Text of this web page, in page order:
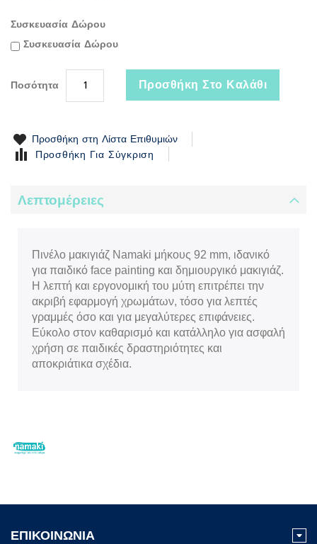
Συσκευασία Δώρου
Συσκευασία Δώρου
Ποσότητα Προσθήκη Στο Καλάθι
Προσθήκη στη Λίστα Επιθυμιών
Προσθήκη Για Σύγκριση
Λεπτομέρειες
Πινέλο μακιγιάζ Namaki μήκους 92 mm, ιδανικό
για παιδικό face painting και δημιουργικό μακιγιάζ.
Η λεπτή και εργονομική του μύτη επιτρέπει την
ακριβή εφαρμογή χρωμάτων, τόσο για λεπτές
γραμμές όσο και για μεγαλύτερες επιφάνειες.
Εύκολο στον καθαρισμό και κατάλληλο για ασφαλή
χρήση σε παιδικές δραστηριότητες και
αποκριάτικα σχέδια.
ΕΠΙΚΟΙΝΩΝΙΑ